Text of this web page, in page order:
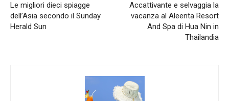
Le migliori dieci spiagge
dell’Asia secondo il Sunday
Herald Sun
Accattivante e selvaggia la
vacanza al Aleenta Resort
And Spa di Hua Nin in
Thailandia